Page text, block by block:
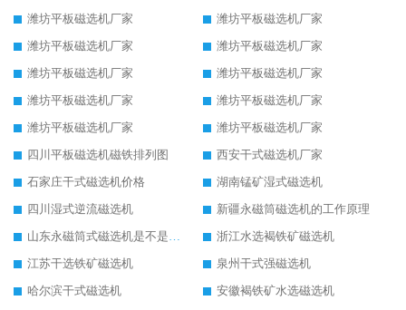
潍坊平板磁选机厂家
潍坊平板磁选机厂家
潍坊平板磁选机厂家
潍坊平板磁选机厂家
潍坊平板磁选机厂家
潍坊平板磁选机厂家
潍坊平板磁选机厂家
潍坊平板磁选机厂家
潍坊平板磁选机厂家
潍坊平板磁选机厂家
四川平板磁选机磁铁排列图
西安干式磁选机厂家
石家庄干式磁选机价格
湖南锰矿湿式磁选机
四川湿式逆流磁选机
新疆永磁筒磁选机的工作原理
山东永磁筒式磁选机是不是强磁
浙江水选褐铁矿磁选机
江苏干选铁矿磁选机
泉州干式强磁选机
哈尔滨干式磁选机
安徽褐铁矿水选磁选机